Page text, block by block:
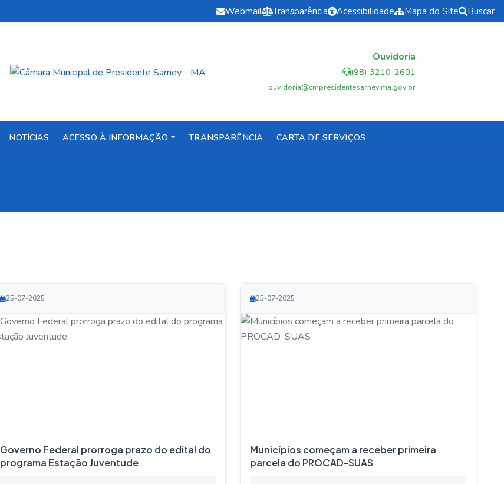
Webmail Transparência Acessibilidade Mapa do Site Buscar
Ouvidoria
(98) 3210-2601
ouvidoria@cmpresidentesarney.ma.gov.br
NOTÍCIAS ACESSO À INFORMAÇÃO TRANSPARÊNCIA CARTA DE SERVIÇOS
25-07-2025
Governo Federal prorroga prazo do edital do
programa Estação Juventude
25-07-2025
Municípios começam a receber primeira
parcela do PROCAD-SUAS